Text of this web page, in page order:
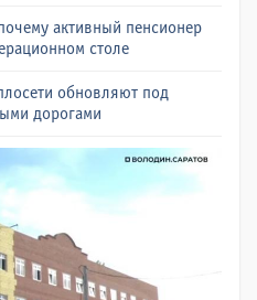
активный пенсионер
столе
обновляют под
дорогами